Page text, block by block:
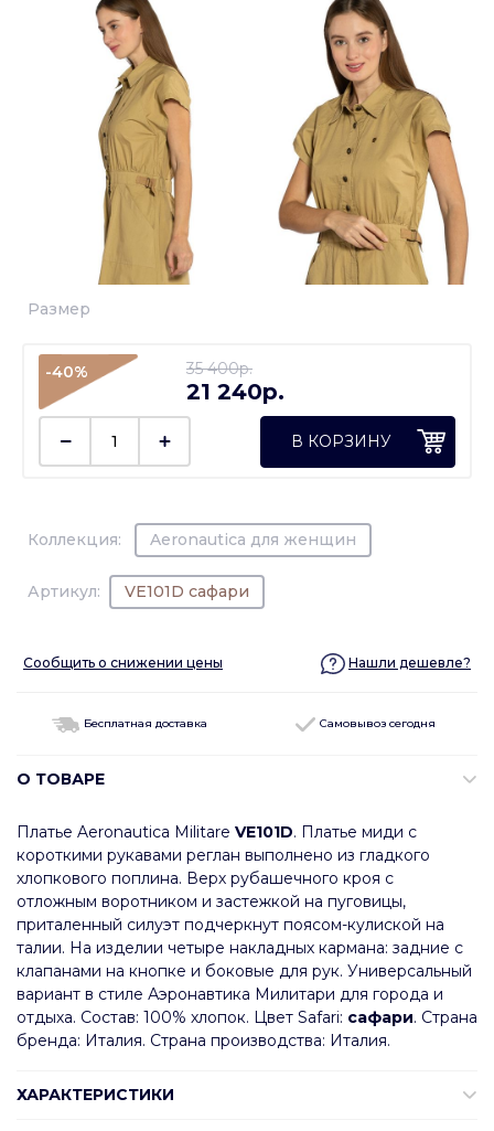
Коллекция: Aeronautica для женщин
Артикул: VE101D сафари
Размер
-40% 35 400p.
21 240p.
В КОРЗИНУ
Сообщить о снижении цены Нашли дешевле?
Бесплатная доставка Самовывоз сегодня
О ТОВАРЕ
Платье Aeronautica Militare VE101D. Платье миди с
короткими рукавами реглан выполнено из гладкого
хлопкового поплина. Верх рубашечного кроя с
отложным воротником и застежкой на пуговицы,
приталенный силуэт подчеркнут поясом-кулиской на
талии. На изделии четыре накладных кармана: задние с
клапанами на кнопке и боковые для рук. Универсальный
вариант в стиле Аэронавтика Милитари для города и
отдыха. Состав: 100% хлопок. Цвет Safari: сафари. Страна
бренда: Италия. Страна производства: Италия.
ХАРАКТЕРИСТИКИ